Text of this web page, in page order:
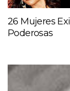
26 Mujeres
Poderosas